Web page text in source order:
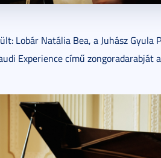
Lobár Natália Bea, a Juhász Gyula
Experience című zongoradarabját